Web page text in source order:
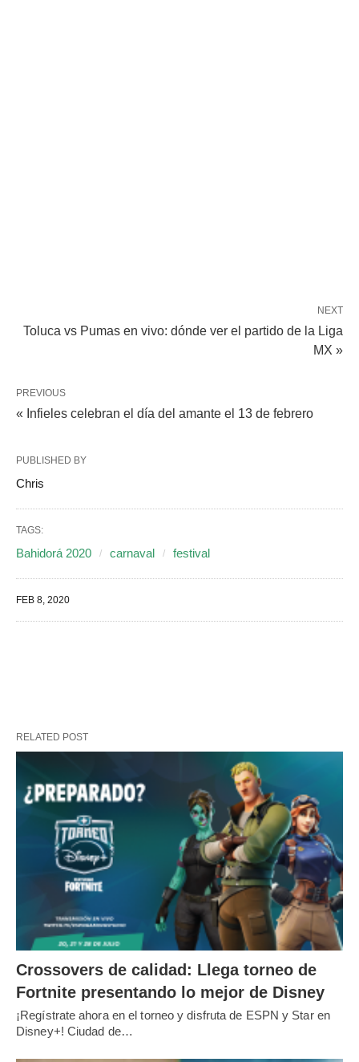
NEXT
Toluca vs Pumas en vivo: dónde ver el partido de la Liga
MX »
PREVIOUS
« Infieles celebran el día del amante el 13 de febrero
PUBLISHED BY
Chris
TAGS:
Bahidorá 2020 carnaval festival
FEB 8, 2020
RELATED POST
Crossovers de calidad: Llega torneo de
Fortnite presentando lo mejor de Disney
¡Regístrate ahora en el torneo y disfruta de ESPN y Star en
Disney+! Ciudad de…